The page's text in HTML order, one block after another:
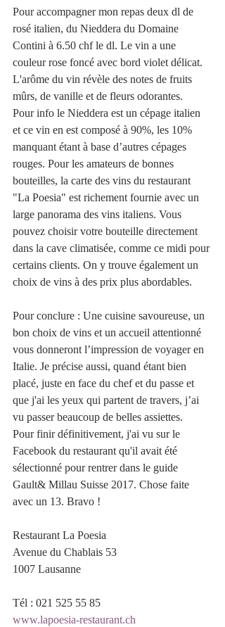
Pour accompagner mon repas deux dl de
rosé italien, du Nieddera du Domaine
Contini à 6.50 chf le dl. Le vin a une
couleur rose foncé avec bord violet délicat.
L'arôme du vin révèle des notes de fruits
mûrs, de vanille et de fleurs odorantes.
Pour info le Nieddera est un cépage italien
et ce vin en est composé à 90%, les 10%
manquant étant à base d’autres cépages
rouges. Pour les amateurs de bonnes
bouteilles, la carte des vins du restaurant
"La Poesia" est richement fournie avec un
large panorama des vins italiens. Vous
pouvez choisir votre bouteille directement
dans la cave climatisée, comme ce midi pour
certains clients. On y trouve également un
choix de vins à des prix plus abordables.
Pour conclure : Une cuisine savoureuse, un
bon choix de vins et un accueil attentionné
vous donneront l’impression de voyager en
Italie. Je précise aussi, quand étant bien
placé, juste en face du chef et du passe et
que j'ai les yeux qui partent de travers, j’ai
vu passer beaucoup de belles assiettes.
Pour finir définitivement, j'ai vu sur le
Facebook du restaurant qu'il avait été
sélectionné pour rentrer dans le guide
Gault& Millau Suisse 2017. Chose faite
avec un 13. Bravo !
Restaurant La Poesia
Avenue du Chablais 53
1007 Lausanne
Tél : 021 525 55 85
www.lapoesia-restaurant.ch